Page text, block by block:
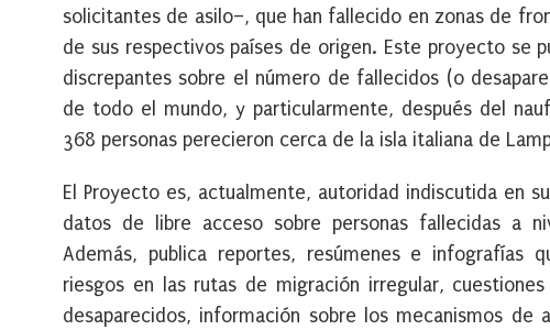
solicitantes de asilo–, que han fallecido en zonas de
de sus respectivos países de origen. Este proyecto se
discrepantes sobre el número de fallecidos (o
de todo el mundo, y particularmente, después del
368 personas perecieron cerca de la isla italiana de
El Proyecto es, actualmente, autoridad indiscutida en
datos de libre acceso sobre personas fallecidas a
Además, publica reportes, resúmenes e infografías
riesgos en las rutas de migración irregular,
desaparecidos, información sobre los mecanismos